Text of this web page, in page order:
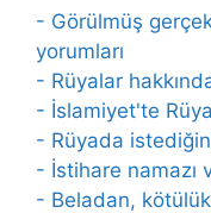
- Görülmüş
yorumları
- Rüyalar
- İslamiyet'te
- Rüyada
- İstihare namazı
- Beladan,